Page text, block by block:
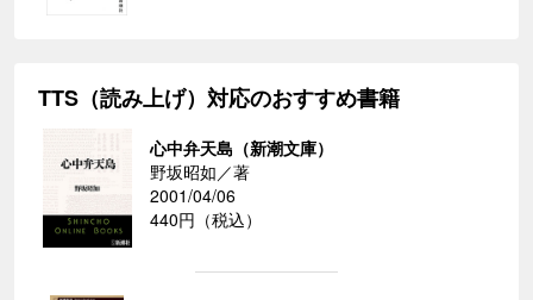
TTS（読み上げ）対応のおすすめ書籍
心中弁天島（新潮文庫）
野坂昭如／著
2001/04/06
440円（税込）